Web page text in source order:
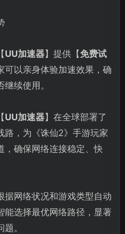
UU加速器】提供【免费试
可以亲身体验加速效果，确
续使用。
UU加速器】在全球部署了
路，为《诛仙2》手游玩家
，确保网络连接稳定、快
据网络状况和游戏类型自动
能选择最优网络路径，显著
。